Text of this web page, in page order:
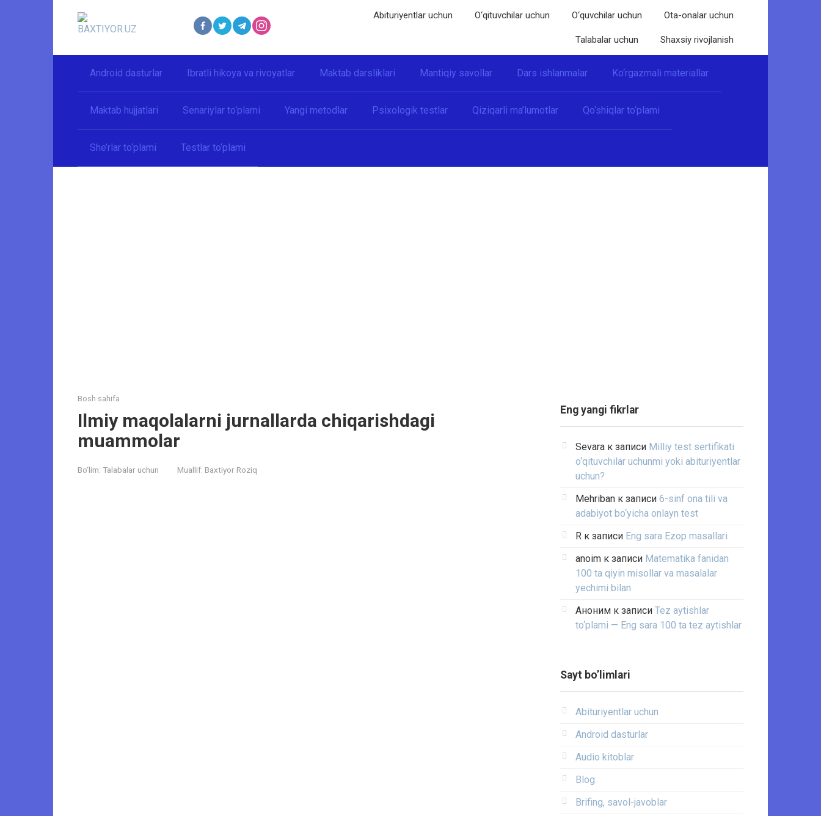
Abituriyentlar uchun O‘qituvchilar uchun O‘quvchilar uchun Ota-onalar uchun
Talabalar uchun Shaxsiy rivojlanish
Android dasturlar Ibratli hikoya va rivoyatlar Maktab darsliklari Mantiqiy savollar Dars ishlanmalar Ko‘rgazmali materiallar
Maktab hujjatlari Senariylar to‘plami Yangi metodlar Psixologik testlar Qiziqarli ma’lumotlar Qo‘shiqlar to‘plami
She’rlar to‘plami Testlar to‘plami
Bosh sahifa
Ilmiy maqolalarni jurnallarda chiqarishdagi
muammolar
Bo‘lim: Talabalar uchun Muallif: Baxtiyor Roziq
Eng yangi fikrlar
Sevara к записи Milliy test sertifikati
o‘qituvchilar uchunmi yoki abituriyentlar
uchun?
Mehriban к записи 6-sinf ona tili va
adabiyot bo‘yicha onlayn test
R к записи Eng sara Ezop masallari
anoim к записи Matematika fanidan
100 ta qiyin misollar va masalalar
yechimi bilan
Аноним к записи Tez aytishlar
to‘plami — Eng sara 100 ta tez aytishlar
Sayt bo’limlari
Abituriyentlar uchun
Android dasturlar
Audio kitoblar
Blog
Brifing, savol-javoblar